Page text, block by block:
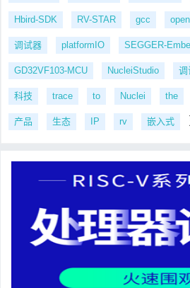
Hbird-SDK RV-STAR gcc
调试器 platformIO SEGGER-
GD32VF103-MCU NucleiStudio 调
科技 trace to Nuclei the
产品 生态 IP rv 嵌入式